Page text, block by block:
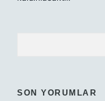
SON YORUMLAR